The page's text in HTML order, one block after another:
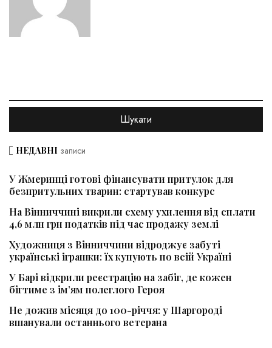
НЕДАВНІ записи
У Жмеринці готові фінансувати притулок для
безпритульних тварин: стартував конкурс
На Вінниччині викрили схему ухилення від сплати
4,6 млн грн податків під час продажу землі
Художниця з Вінниччини відроджує забуті
українські іграшки: їх купують по всій Україні
У Барі відкрили реєстрацію на забіг, де кожен
бігтиме з ім’ям полеглого Героя
Не дожив місяця до 100-річчя: у Шаргороді
вшанували останнього ветерана